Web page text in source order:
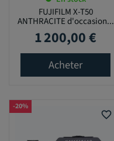
FUJIFILM X-T50
ANTHRACITE d'occasion...
Prix
1 200,00 €
Acheter
favorite_border
-20%